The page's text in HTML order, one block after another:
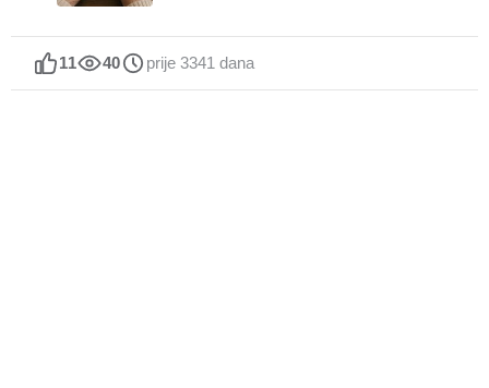
11 40 prije 3341 dana